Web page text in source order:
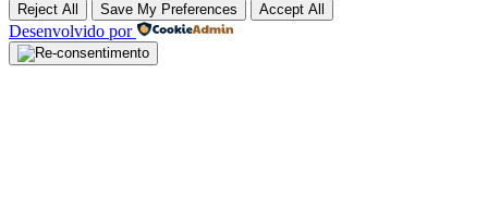
Reject All Save My Preferences Accept All
Desenvolvido por